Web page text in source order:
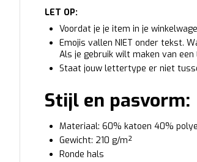
LET OP:
Voordat je je item in je
Emojis vallen NIET onder tekst.
Als je gebruik wilt maken van een
Staat jouw lettertype er niet
Stijl en pasvorm:
Materiaal: 60% katoen 40%
Gewicht: 210 g/m²
Ronde hals